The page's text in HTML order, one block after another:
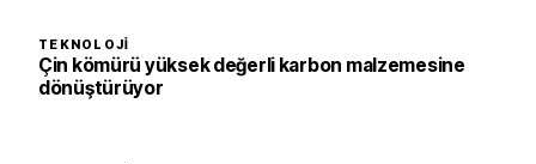
TEKNOLOJI
Çin kömürü yüksek değerli karbon malzemesine
dönüştürüyor